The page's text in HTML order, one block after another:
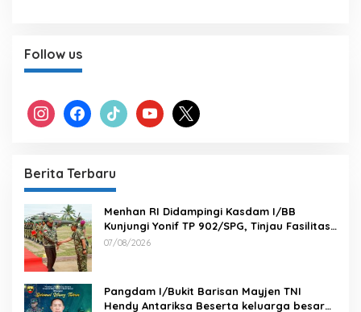
Follow us
instagram facebook tiktok youtube x
Berita Terbaru
Menhan RI Didampingi Kasdam I/BB
Kunjungi Yonif TP 902/SPG, Tinjau Fasilitas
dan Beri Motivasi Prajurit
07/08/2026
Pangdam I/Bukit Barisan Mayjen TNI
Hendy Antariksa Beserta keluarga besar